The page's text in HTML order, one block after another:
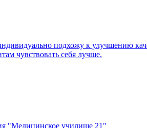
подхожу к улучшению
чувствовать себя лучше.
"Медицинское училище 21"